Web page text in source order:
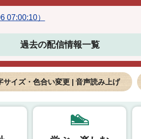
07:00:10）
過去の配信情報一覧
サイズ・色合い変更 | 音声読み上げ